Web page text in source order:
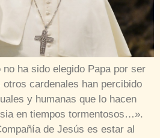
ha sido elegido Papa por ser
cardenales han percibido
y humanas que lo hacen
en tiempos tormentosos…».
de Jesús es estar al